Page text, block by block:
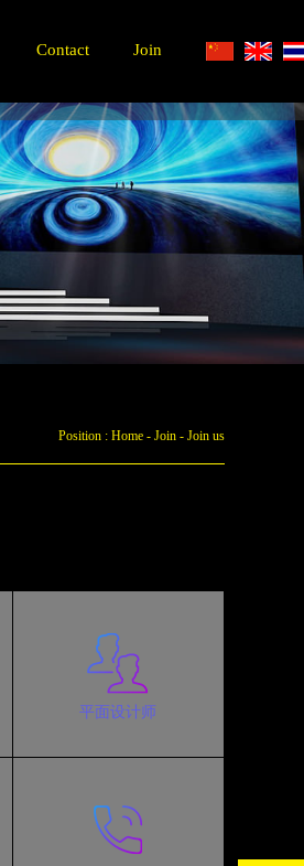
Contact Join
Position : Home - Join - Join us
平面设计师